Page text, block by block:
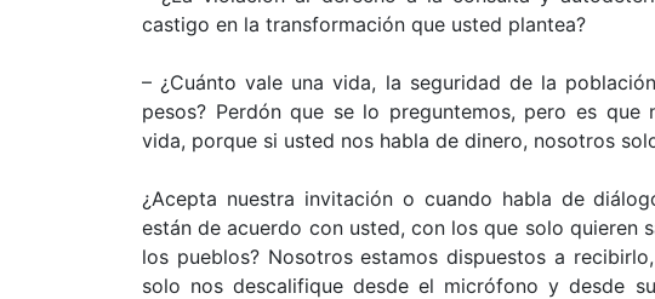
castigo en la transformación que usted plantea?
– ¿Cuánto vale una vida, la seguridad de la
pesos? Perdón que se lo preguntemos, pero es que
vida, porque si usted nos habla de dinero, nosotros
¿Acepta nuestra invitación o cuando habla de
están de acuerdo con usted, con los que solo quieren
los pueblos? Nosotros estamos dispuestos a
solo nos descalifique desde el micrófono y desde